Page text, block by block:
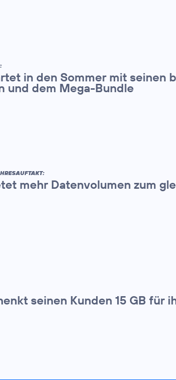
in den Sommer mit seinen
und dem Mega-Bundle
mehr Datenvolumen zum
seinen Kunden 15 GB für